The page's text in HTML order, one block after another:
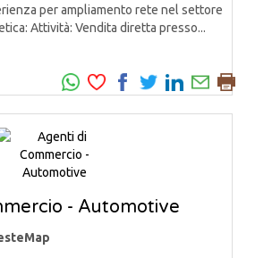
per ampliamento rete nel settore
Attività: Vendita diretta presso...
- Automotive